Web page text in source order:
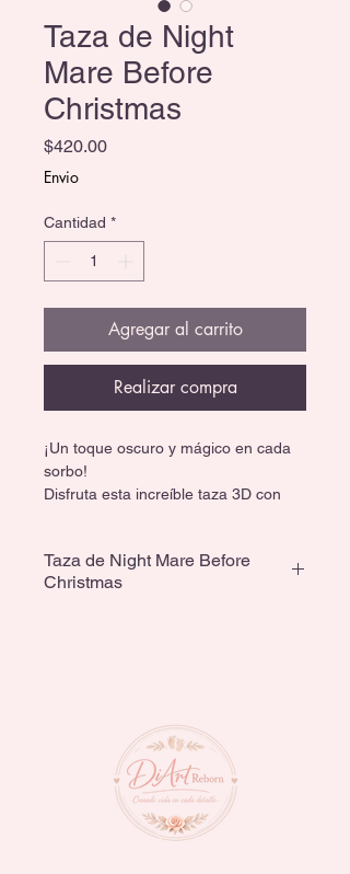
Taza de Night
Mare Before
Christmas
$420.00Precio
Envio
Cantidad *
Agregar al carrito
Realizar compra
¡Un toque oscuro y mágico en cada
sorbo!
Disfruta esta increíble taza 3D con
llena de relieves y detalles únicos
que la hacen irresistible.
🖐️ Cerámica de alta calidad; lavar a
mano y evitar microondas/lavavajillas.
¡Hazla tuya y lleva un pedacito de
Halloween a tu día! 👻
Taza de Night Mare Before
Christmas